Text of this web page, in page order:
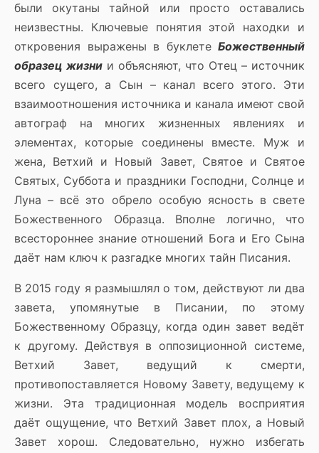
были окутаны тайной или просто оставались
неизвестны. Ключевые понятия этой находки и
откровения выражены в буклете Божественный
образец жизни и объясняют, что Отец – источник
всего сущего, а Сын – канал всего этого. Эти
взаимоотношения источника и канала имеют свой
автограф на многих жизненных явлениях и
элементах, которые соединены вместе. Муж и
жена, Ветхий и Новый Завет, Святое и Святое
Святых, Суббота и праздники Господни, Солнце и
Луна – всё это обрело особую ясность в свете
Божественного Образца. Вполне логично, что
всестороннее знание отношений Бога и Его Сына
даёт нам ключ к разгадке многих тайн Писания.
В 2015 году я размышлял о том, действуют ли два
завета, упомянутые в Писании, по этому
Божественному Образцу, когда один завет ведёт
к другому. Действуя в оппозиционной системе,
Ветхий Завет, ведущий к смерти,
противопоставляется Новому Завету, ведущему к
жизни. Эта традиционная модель восприятия
даёт ощущение, что Ветхий Завет плох, а Новый
Завет хорош. Следовательно, нужно избегать